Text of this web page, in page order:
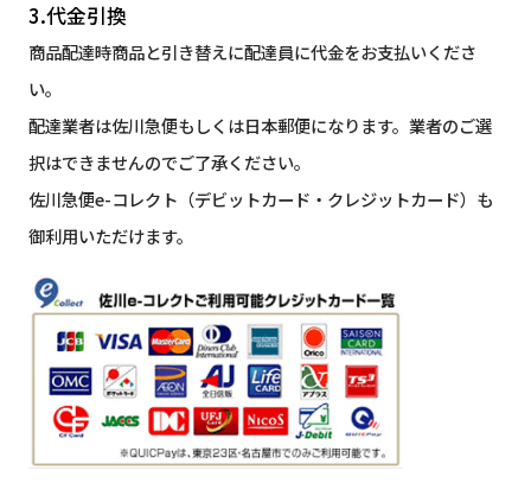
3.代金引換
商品配達時商品と引き替えに配達員に代金をお支払いくださ
い。
配達業者は佐川急便もしくは日本郵便になります。業者のご選
択はできませんのでご了承ください。
佐川急便e-コレクト（デビットカード・クレジットカード）も
御利用いただけます。